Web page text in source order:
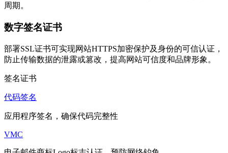
周期。
数字签名证书
部署SSL证书可实现网站HTTPS加密保护及身份的可信认证，
防止传输数据的泄露或篡改，提高网站可信度和品牌形象。
签名证书
代码签名
应用程序签名，确保代码完整性
VMC